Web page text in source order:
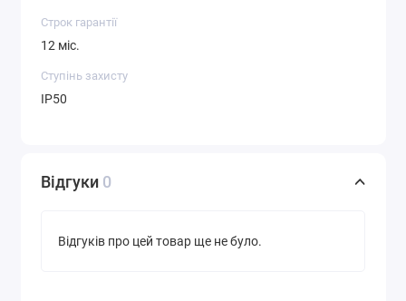
Строк гарантії
12 міс.
Ступінь захисту
IP50
Відгуки 0
Відгуків про цей товар ще не було.